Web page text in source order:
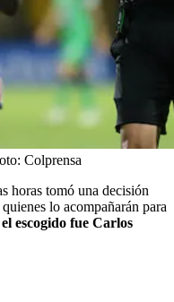
Colprensa
horas tomó una decisión
lo acompañarán para
escogido fue Carlos